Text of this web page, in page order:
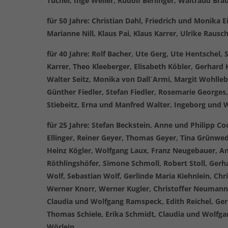
für 50 Jahre: Christian Dahl, Friedrich und Monika
Marianne Nill, Klaus Pai, Klaus Karrer, Ulrike
für 40 Jahre: Rolf Bacher, Ute Gerg, Ute
Karrer, Theo Kleeberger, Elisabeth Köbler, Gerhard
Walter Seitz, Monika von Dall´Armi, Margit
Günther Fiedler, Stefan Fiedler, Rosemarie
Stiebeitz, Erna und Manfred Walter, Ingeborg und
für 25 Jahre: Stefan Beckstein, Anne und Philipp
Ellinger, Reiner Geyer, Thomas Geyer, Tina
Heinz Kögler, Wolfgang Laux, Franz Neugebauer,
Röthlingshöfer, Simone Schmoll, Robert Stoll,
Wolf, Sebastian Wolf, Gerlinde Maria Kiehnlein,
Werner Knorr, Werner Kugler, Christoffer
Claudia und Wolfgang Ramspeck, Edith Reichel,
Thomas Schiele, Erika Schmidt, Claudia und